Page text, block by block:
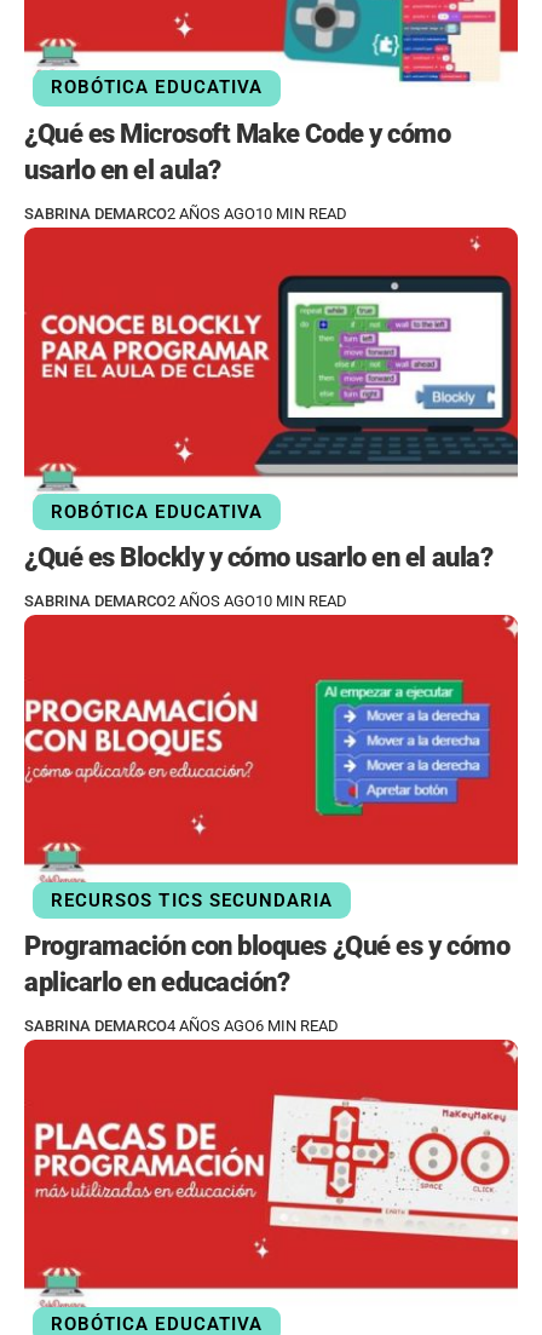
ROBÓTICA EDUCATIVA
¿Qué es Microsoft Make Code y cómo
usarlo en el aula?
SABRINA DEMARCO2 AÑOS AGO10 MIN READ
ROBÓTICA EDUCATIVA
¿Qué es Blockly y cómo usarlo en el aula?
SABRINA DEMARCO2 AÑOS AGO10 MIN READ
RECURSOS TICS SECUNDARIA
Programación con bloques ¿Qué es y cómo
aplicarlo en educación?
SABRINA DEMARCO4 AÑOS AGO6 MIN READ
ROBÓTICA EDUCATIVA